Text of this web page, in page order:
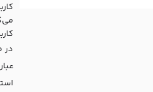
در